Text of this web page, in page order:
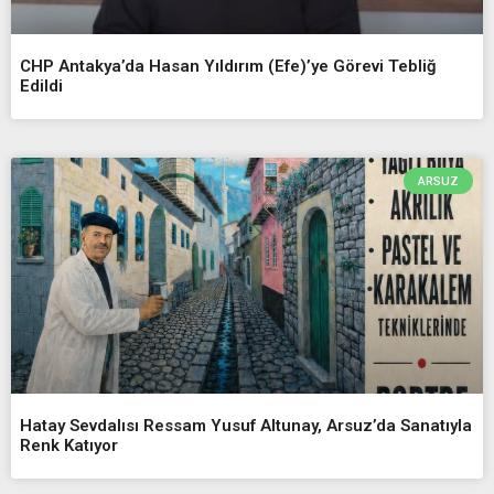
CHP Antakya’da Hasan Yıldırım (Efe)’ye Görevi Tebliğ
Edildi
ARSUZ
Hatay Sevdalısı Ressam Yusuf Altunay, Arsuz’da Sanatıyla
Renk Katıyor